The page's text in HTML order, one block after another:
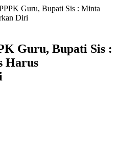
Guru, Bupati Sis : Minta
Diri
Guru, Bupati Sis :
Harus